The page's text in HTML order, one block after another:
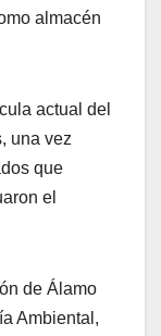
almacén
actual del
una vez
que
el
de Álamo
Ambiental,